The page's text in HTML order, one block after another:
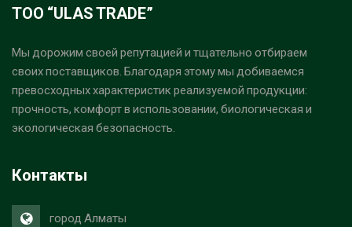
ТОО “ULAS TRADE”
Мы дорожим своей репутацией и тщательно отбираем
своих поставщиков. Благодаря этому мы добиваемся
превосходных характеристик реализуемой продукции:
прочность, комфорт в использовании, биологическая и
экологическая безопасность.
Контакты
город Алматы